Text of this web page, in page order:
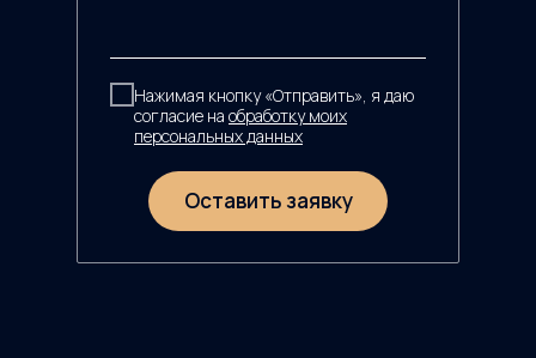
Нажимая кнопку «Отправить», я даю
согласие на обработку моих
персональных данных
Оставить заявку